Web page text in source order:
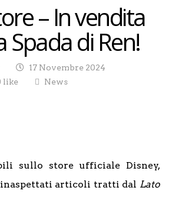
– In vendita
Spada di Ren!
17 Novembre 2024
like News
sullo store ufficiale Disney,
articoli tratti dal Lato